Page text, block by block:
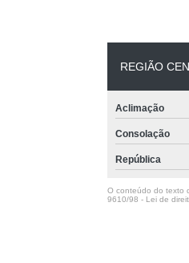
REGIÃO
Aclimação
Consolação
República
O conteúdo do texto
9610/98 - Lei de